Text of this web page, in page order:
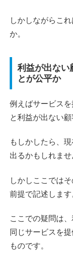
しかしながらこ
か。
利益が出ない
とが公平か
例えばサービス
と利益が出ない顧
もしかしたら、
出るかもしれませ
しかしここでは
前提で記述します
ここでの疑問は
同じサービスを
ものです。